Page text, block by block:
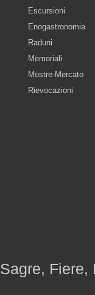
Escursioni
Enogastronomia
Raduni
Memoriali
Mostre-Mercato
Rievocazioni
Sagre, Fiere,